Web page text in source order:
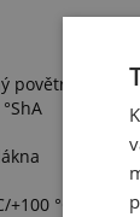
povětrnostním
°C